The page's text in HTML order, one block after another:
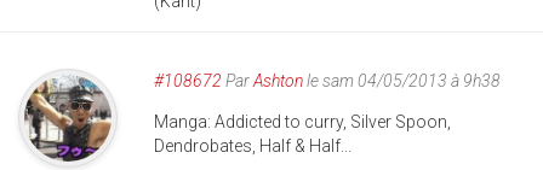
#108672 ParAshtonle sam 04/05/2013 à 9h38
Manga: Addicted to curry, Silver Spoon,
Dendrobates, Half & Half...